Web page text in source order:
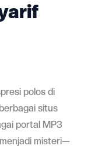
polos di
situs
portal MP3
misteri—